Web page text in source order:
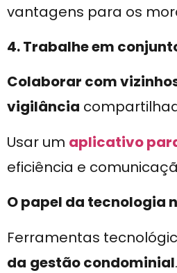
vantagens para os
4. Trabalhe em
Colaborar com
vigilância
Usar um aplicativo
eficiência e
O papel da tecnologia
Ferramentas
da gestão condominial.